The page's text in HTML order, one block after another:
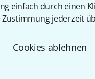
einfach durch einen
jederzeit
Cookies ablehnen